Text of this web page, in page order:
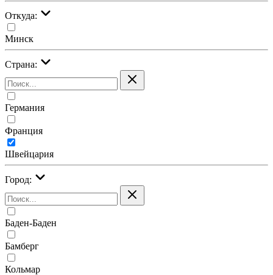
Откуда:
Минск
Страна:
Германия
Франция
Швейцария
Город:
Баден-Баден
Бамберг
Кольмар